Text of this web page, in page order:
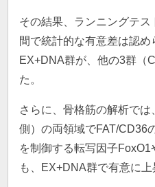
その結果、ランニングテ
間で統計的な有意差は認
EX+DNA群が、他の3群（
た。
さらに、骨格筋の解析で
側）の両領域でFAT/CD36
を制御する転写因子
も、EX+DNA群で有意に